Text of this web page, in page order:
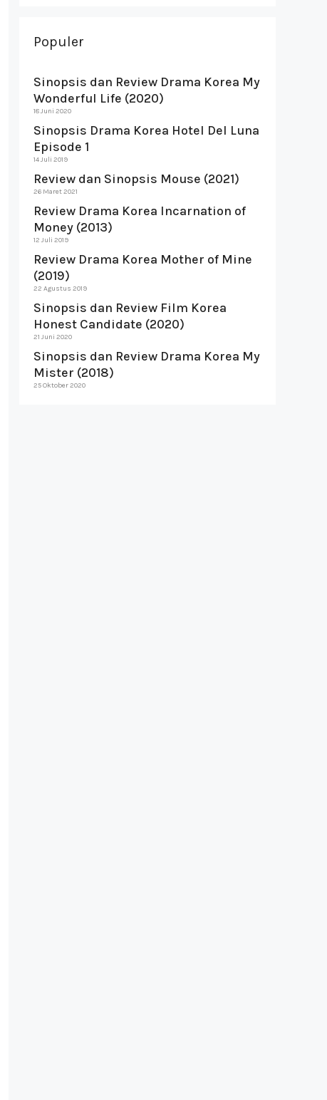
Populer
Sinopsis dan Review Drama Korea My
Wonderful Life (2020)
18 Juni 2020
Sinopsis Drama Korea Hotel Del Luna
Episode 1
14 Juli 2019
Review dan Sinopsis Mouse (2021)
26 Maret 2021
Review Drama Korea Incarnation of
Money (2013)
12 Juli 2019
Review Drama Korea Mother of Mine
(2019)
22 Agustus 2019
Sinopsis dan Review Film Korea
Honest Candidate (2020)
21 Juni 2020
Sinopsis dan Review Drama Korea My
Mister (2018)
25 Oktober 2020